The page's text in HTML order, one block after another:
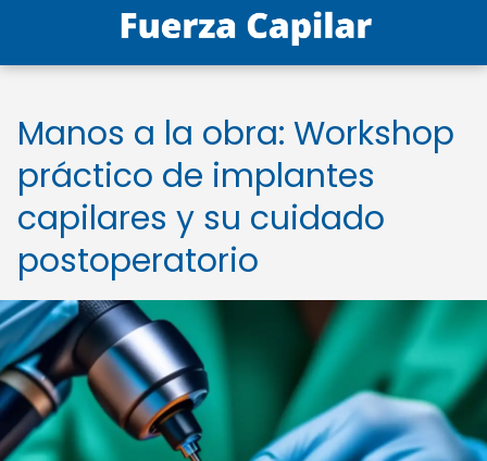
Manos a la obra: Workshop
práctico de implantes
capilares y su cuidado
postoperatorio